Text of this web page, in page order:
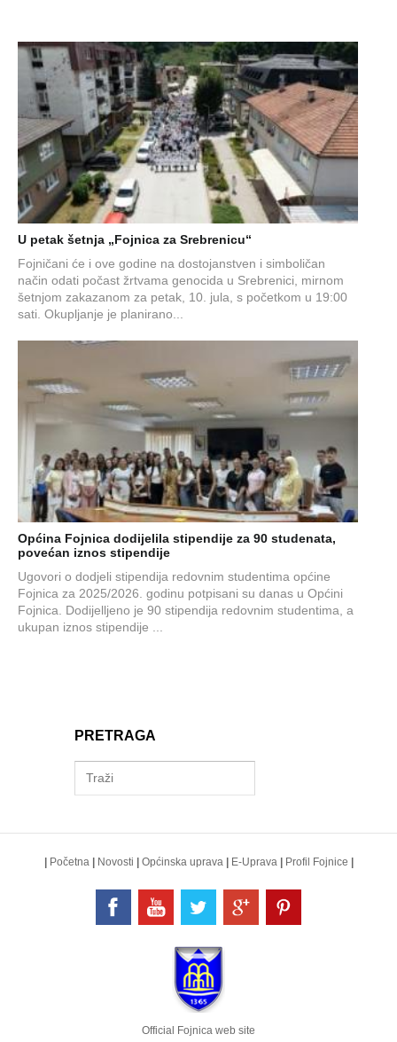
U petak šetnja „Fojnica za Srebrenicu“
Fojničani će i ove godine na dostojanstven i simboličan
način odati počast žrtvama genocida u Srebrenici, mirnom
šetnjom zakazanom za petak, 10. jula, s početkom u 19:00
sati. Okupljanje je planirano...
Općina Fojnica dodijelila stipendije za 90 studenata,
povećan iznos stipendije
Ugovori o dodjeli stipendija redovnim studentima općine
Fojnica za 2025/2026. godinu potpisani su danas u Općini
Fojnica. Dodijelljeno je 90 stipendija redovnim studentima, a
ukupan iznos stipendije ...
PRETRAGA
| Početna | Novosti | Općinska uprava | E-Uprava | Profil Fojnice |
Official Fojnica web site